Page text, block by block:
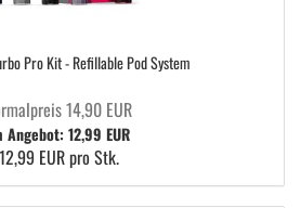
Pro Kit - Refillable Pod System
14,90 EUR
Angebot: 12,99 EUR
12,99 EUR pro Stk.